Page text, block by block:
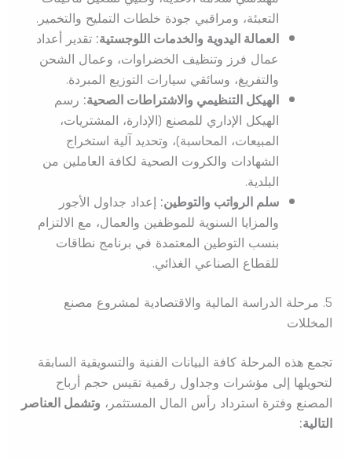
التعبئة، ومراقبي جودة خلطات التمليح والتخمير.
العمالة اليدوية والخدمات اللوجستية:تقدير أعداد
عمال فرز وتنظيف الخضراوات، وعمال الشحن
والتفريغ، وسائقي سيارات التوزيع المبردة.
الهيكل التنظيمي والاشتراطات الصحية:رسم
الهيكل الإداري للمصنع (الإدارة، المشتريات،
المبيعات، المحاسبة)، وتحديد آلية استخراج
الشهادات والكروت الصحية لكافة العاملين من
البلدية.
سلم الرواتب والتوطين:إعداد جداول الأجور
والمزايا السنوية للموظفين والعمال، مع الالتزام
بنسب التوطين المعتمدة في برنامج نطاقات
للقطاع الصناعي الغذائي.
5. مرحلة الدراسة المالية والاقتصادية لمشروع مصنع
المخللات
تجمع هذه المرحلة كافة البيانات الفنية والتسويقية السابقة
لتحويلها إلى مؤشرات وجداول رقمية تقيس حجم أرباح
المصنع وفترة استرداد رأس المال المستثمر، وتشمل العناصر
التالية: